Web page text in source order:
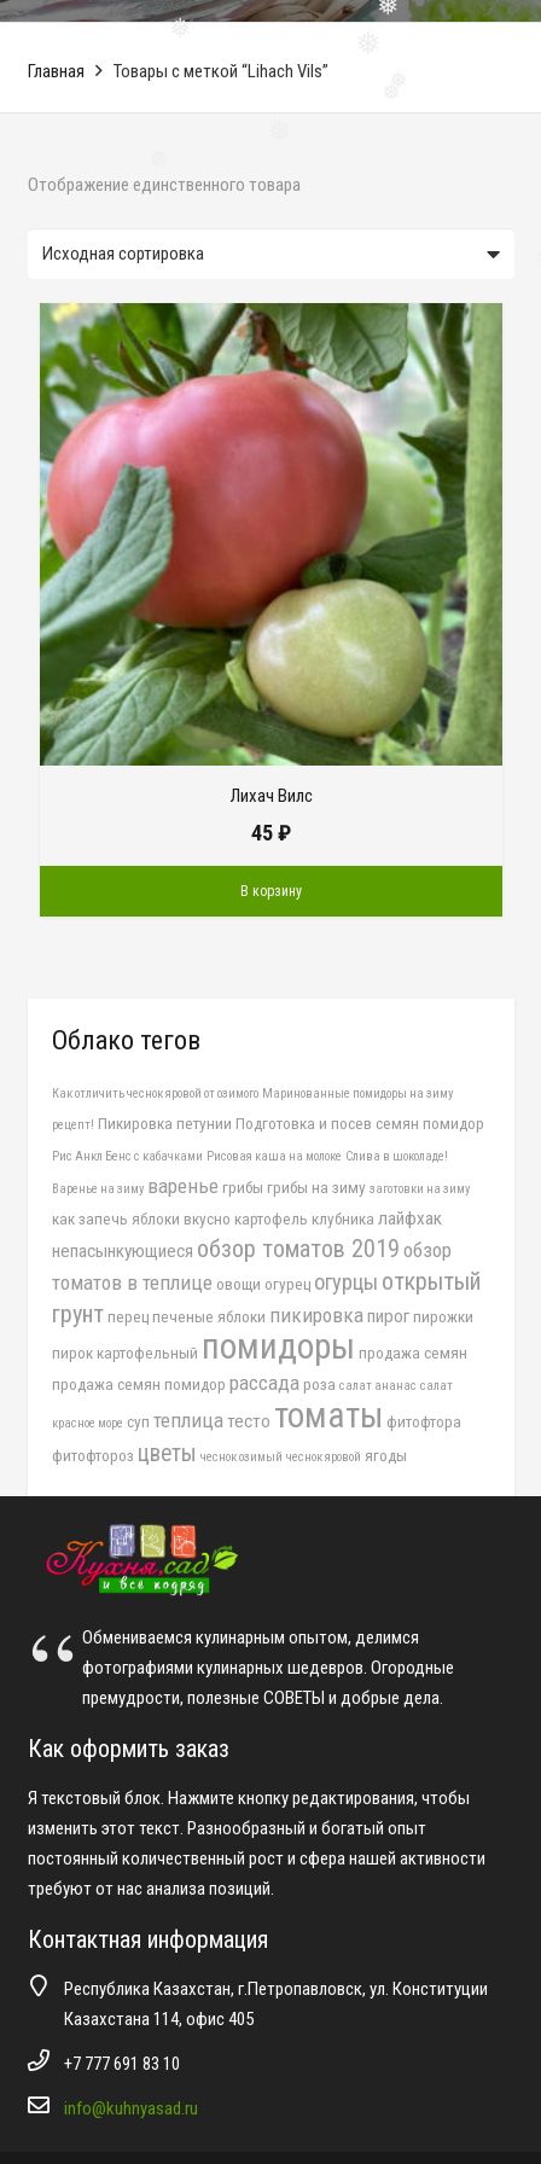
❅
❅
❅
❅
❅
Главная Товары с меткой “Lihach Vils”
Отображение единственного товара
Лихач Вилс
45₽
В корзину
Облако тегов
Как отличить чеснок яровой от озимого Маринованные помидоры на зиму
рецепт! Пикировка петунии Подготовка и посев семян помидор
Рис Анкл Бенс с кабачками Рисовая каша на молоке Слива в шоколаде!
Варенье на зиму варенье грибы грибы на зиму заготовки на зиму
как запечь яблоки вкусно картофель клубника лайфхак
непасынкующиеся обзор томатов 2019 обзор
томатов в теплице овощи огурец огурцы открытый
грунт перец печеные яблоки пикировка пирог пирожки
пирок картофельный помидоры продажа семян
продажа семян помидор рассада роза салат ананас салат
красное море суп теплица тесто томаты фитофтора
фитофтороз цветы чеснок озимый чеснок яровой ягоды
Обмениваемся кулинарным опытом, делимся
фотографиями кулинарных шедевров. Огородные
премудрости, полезные СОВЕТЫ и добрые дела.
Как оформить заказ
Я текстовый блок. Нажмите кнопку редактирования, чтобы
изменить этот текст. Разнообразный и богатый опыт
постоянный количественный рост и сфера нашей активности
требуют от нас анализа позиций.
Контактная информация
Республика Казахстан, г.Петропавловск, ул. Конституции
Казахстана 114, офис 405
+7 777 691 83 10
info@kuhnyasad.ru